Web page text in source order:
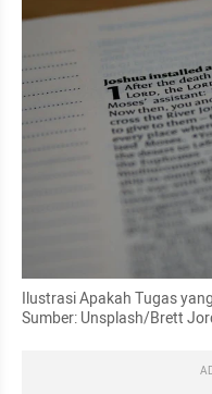
Ilustrasi Apakah Tugas
Sumber: Unsplash/Brett